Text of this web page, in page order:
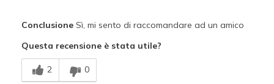
Migliori Utilizzi:
Casual Wear
ConclusioneSì, mi sento di raccomandare ad un amico
Questa recensione è stata utile?
2 0